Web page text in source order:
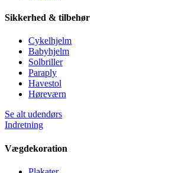
Sikkerhed & tilbehør
Cykelhjelm
Babyhjelm
Solbriller
Paraply
Havestol
Høreværn
Se alt udendørs
Indretning
Vægdekoration